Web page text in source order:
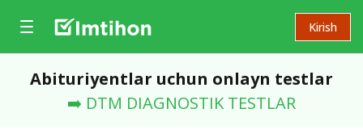
Kirish
Abituriyentlar uchun onlayn testlar
➡️ DTM DIAGNOSTIK TESTLAR